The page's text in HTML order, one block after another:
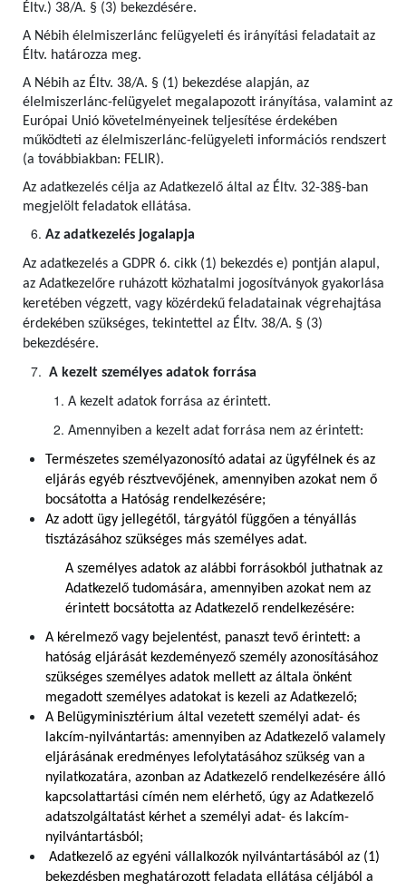
Éltv.) 38/A. § (3) bekezdésére.
A Nébih élelmiszerlánc felügyeleti és irányítási feladatait az
Éltv. határozza meg.
A Nébih az Éltv. 38/A. § (1) bekezdése alapján, az
élelmiszerlánc-felügyelet megalapozott irányítása, valamint az
Európai Unió követelményeinek teljesítése érdekében
működteti az élelmiszerlánc-felügyeleti információs rendszert
(a továbbiakban: FELIR).
Az adatkezelés célja az Adatkezelő által az Éltv. 32-38§-ban
megjelölt feladatok ellátása.
Az adatkezelés jogalapja
Az adatkezelés a GDPR 6. cikk (1) bekezdés e) pontján alapul,
az Adatkezelőre ruházott közhatalmi jogosítványok gyakorlása
keretében végzett, vagy közérdekű feladatainak végrehajtása
érdekében szükséges, tekintettel az Éltv. 38/A. § (3)
bekezdésére.
A kezelt személyes adatok forrása
A kezelt adatok forrása az érintett.
Amennyiben a kezelt adat forrása nem az érintett:
Természetes személyazonosító adatai az ügyfélnek és az
eljárás egyéb résztvevőjének, amennyiben azokat nem ő
bocsátotta a Hatóság rendelkezésére;
Az adott ügy jellegétől, tárgyától függően a tényállás
tisztázásához szükséges más személyes adat.
A személyes adatok az alábbi forrásokból juthatnak az
Adatkezelő tudomására, amennyiben azokat nem az
érintett bocsátotta az Adatkezelő rendelkezésére:
A kérelmező vagy bejelentést, panaszt tevő érintett: a
hatóság eljárását kezdeményező személy azonosításához
szükséges személyes adatok mellett az általa önként
megadott személyes adatokat is kezeli az Adatkezelő;
A Belügyminisztérium által vezetett személyi adat- és
lakcím-nyilvántartás: amennyiben az Adatkezelő valamely
eljárásának eredményes lefolytatásához szükség van a
nyilatkozatára, azonban az Adatkezelő rendelkezésére álló
kapcsolattartási címén nem elérhető, úgy az Adatkezelő
adatszolgáltatást kérhet a személyi adat- és lakcím-
nyilvántartásból;
Adatkezelő az egyéni vállalkozók nyilvántartásából az (1)
bekezdésben meghatározott feladata ellátása céljából a